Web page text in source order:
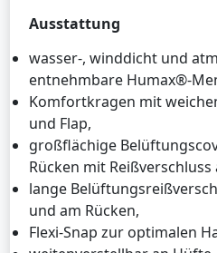
Ausstattung
wasser-, winddicht und
entnehmbare Humax®-
Komfortkragen mit
und Flap,
großflächige
Rücken mit
lange
und am Rücken,
Flexi-Snap zur optimalen